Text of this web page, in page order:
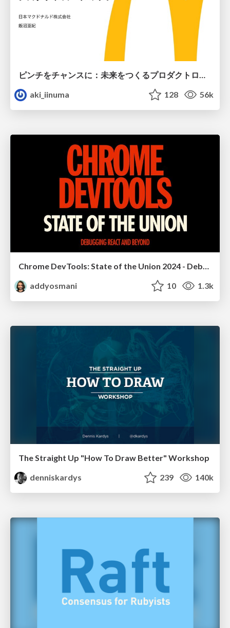
ピンチをチャンスに：未来をつくるプロダクトロードマップ #pmconf2020
aki_iinuma
128 56k
Chrome DevTools: State of the Union 2024 - Debugging React & Beyond
addyosmani
10 1.3k
The Straight Up "How To Draw Better" Workshop
denniskardys
239 140k